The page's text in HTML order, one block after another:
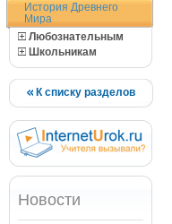
История Древнего
Мира
Любознательным
Школьникам
К списку разделов
Новости